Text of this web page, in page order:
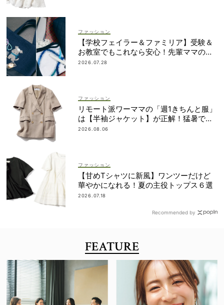
ファッション
【学校フェイラー＆ファミリア】受験＆
お教室でもこれなら安心！先輩ママの地
味見えしないネイビー小物
2026.07.28
ファッション
リモート派ワーママの「週1きちんと服」
は【半袖ジャケット】が正解！猛暑でも
涼しい名品5選
2026.08.06
ファッション
【甘めTシャツに新風】ワンツーだけど
華やかになれる！夏の主役トップス６選
2026.07.18
Recommended by
FEATURE